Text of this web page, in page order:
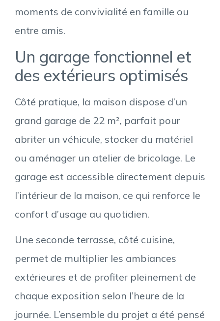
moments de convivialité en famille ou
entre amis.
Un garage fonctionnel et
des extérieurs optimisés
Côté pratique, la maison dispose d’un
grand garage de 22 m², parfait pour
abriter un véhicule, stocker du matériel
ou aménager un atelier de bricolage. Le
garage est accessible directement depuis
l’intérieur de la maison, ce qui renforce le
confort d’usage au quotidien.
Une seconde terrasse, côté cuisine,
permet de multiplier les ambiances
extérieures et de profiter pleinement de
chaque exposition selon l’heure de la
journée. L’ensemble du projet a été pensé